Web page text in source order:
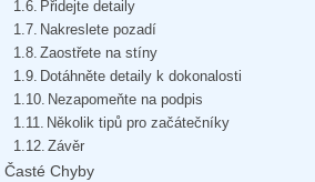
Přidejte detaily
Nakreslete pozadí
Zaostřete na stíny
Dotáhněte detaily k dokonalosti
Nezapomeňte na podpis
Několik tipů pro začátečníky
Závěr
Časté Chyby